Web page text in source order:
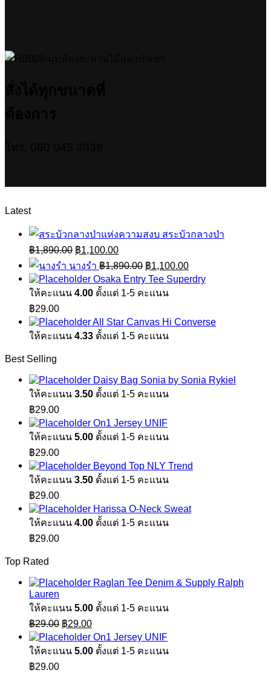
Latest
สระบัวกลางป่า
฿1,890.00 Original
price
was:
฿1,890.00.
฿1,100.00Current
price
is:
฿1,100.00.
นางรำ ฿1,890.00 Original
price
was:
฿1,890.00.
฿1,100.00Current
price
is:
Osaka Entry Tee Superdry
ให้คะแนน 4.00 ตั้งแต่ 1-5 คะแนน
฿29.00
All Star Canvas Hi Converse
ให้คะแนน 4.33 ตั้งแต่ 1-5 คะแนน
Best Selling
Daisy Bag Sonia by Sonia Rykiel
ให้คะแนน 3.50 ตั้งแต่ 1-5 คะแนน
฿29.00
On1 Jersey UNIF
ให้คะแนน 5.00 ตั้งแต่ 1-5 คะแนน
฿29.00
Beyond Top NLY Trend
ให้คะแนน 3.50 ตั้งแต่ 1-5 คะแนน
฿29.00
Harissa O-Neck Sweat
ให้คะแนน 4.00 ตั้งแต่ 1-5 คะแนน
฿29.00
Top Rated
Raglan Tee Denim & Supply Ralph
Lauren
ให้คะแนน 5.00 ตั้งแต่ 1-5 คะแนน
฿29.00 Original
price
was:
฿29.00.
฿29.00Current
price
is:
฿29.00.
On1 Jersey UNIF
ให้คะแนน 5.00 ตั้งแต่ 1-5 คะแนน
฿29.00